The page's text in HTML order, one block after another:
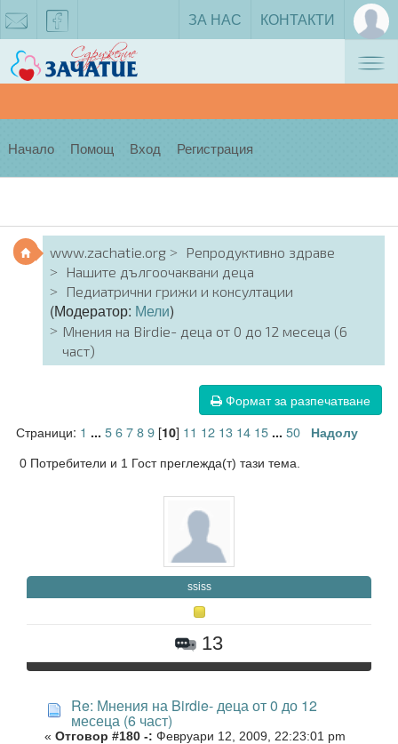
facebook
ЗА НАС КОНТАКТИ
Начало Помощ Вход Регистрация
www.zachatie.org
Репродуктивно здраве
Нашите дългоочаквани деца
Педиатрични грижи и консултации
(Модератор: Мели)
Мнения на Birdie- деца от 0 до 12 месеца (6
част)
Формат за разпечатване
Страници: 1 ... 56789[10] 11 12 13 14 15 ... 50 Надолу
0 Потребители и 1 Гост преглежда(т) тази тема.
ssiss
13
Re: Мнения на Birdie- деца от 0 до 12
месеца (6 част)
« Отговор #180 -: Февруари 12, 2009, 22:23:01 pm